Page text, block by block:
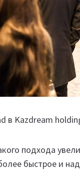
в Kazdream
подхода
быстрое и